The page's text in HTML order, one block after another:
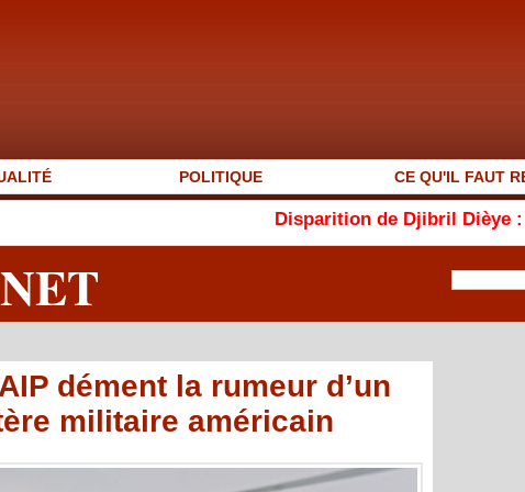
POLITIQUE CE QU'IL FAUT
Disparition de Djibril Dièye : « AutoMag
dément la rumeur d’un
militaire américain